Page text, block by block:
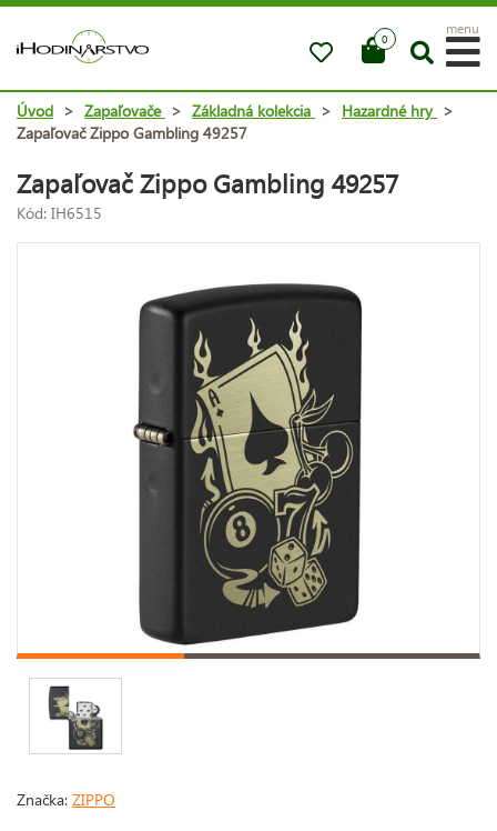
0
menu
Úvod > Zapaľovače > Základná kolekcia > Hazardné hry >
Zapaľovač Zippo Gambling 49257
Zapaľovač Zippo Gambling 49257
Kód: IH6515
Značka: ZIPPO